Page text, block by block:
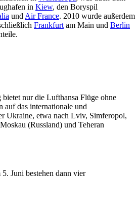
in Kiew, den Boryspil
und Air France. 2010 wurde außerdem
Frankfurt am Main und Berlin
nur die Lufthansa Flüge ohne
das internationale und
Ukraine, etwa nach Lviv, Simferopol,
(Russland) und Teheran
Juni bestehen dann vier